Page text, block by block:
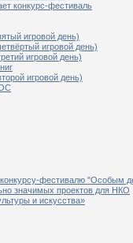
конкурс-фестиваль
игровой день)
игровой день)
игровой день)
игровой день)
фестивалю "Особым
значимых проектов для НКО
и искусства»